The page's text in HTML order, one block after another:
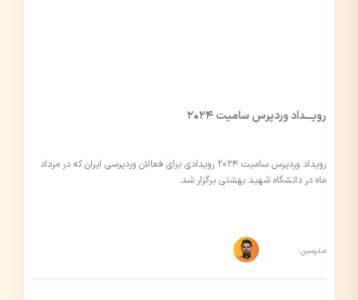
رویـــداد وردپرس سامیت ۲۰۲۴
رویداد وردپرس سامیت ۲۰۲۴ رویدادی برای فعالان وردپرسی ایران که در مرداد
ماه در دانشگاه شهید بهشتی برگزار شد.
مدرسین: